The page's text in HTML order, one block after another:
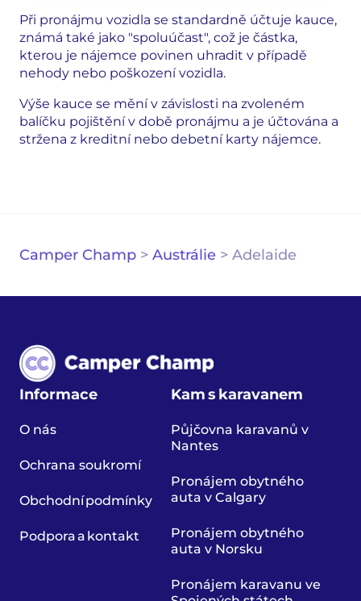
Při pronájmu vozidla se standardně účtuje kauce,
známá také jako "spoluúčast", což je částka,
kterou je nájemce povinen uhradit v případě
nehody nebo poškození vozidla.
Výše kauce se mění v závislosti na zvoleném
balíčku pojištění v době pronájmu a je účtována a
stržena z kreditní nebo debetní karty nájemce.
Camper Champ > Austrálie > Adelaide
Informace
O nás
Ochrana soukromí
Obchodní podmínky
Podpora a kontakt
Kam s karavanem
Půjčovna karavanů v
Nantes
Pronájem obytného
auta v Calgary
Pronájem obytného
auta v Norsku
Pronájem karavanu ve